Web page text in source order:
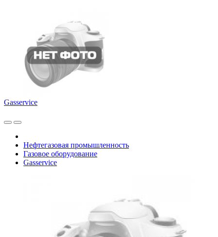
Gasservice
Нефтегазовая промышленность
Газовое оборудование
Gasservice